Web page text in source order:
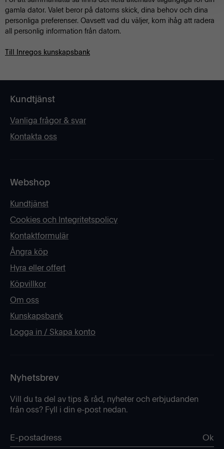
gamla dator. Valet beror på datorns skick, dina behov och dina
personliga preferenser. Oavsett vad du väljer, kom ihåg att radera
all personlig information från datorn.
Till Inregos kunskapsbank
Kundtjänst
Vanliga frågor & svar
Kontakta oss
Webshop
Kundtjänst
Cookies och Integritetspolicy
Kontaktformulär
Ångra köp
Hyra eller offert
Köpvillkor
Om oss
Kunskapsbank
Logga in / Skapa konto
Nyhetsbrev
Vill du ta del av tips & råd, nyheter och erbjudanden
från oss? Fyll i din e-post nedan.
Ok